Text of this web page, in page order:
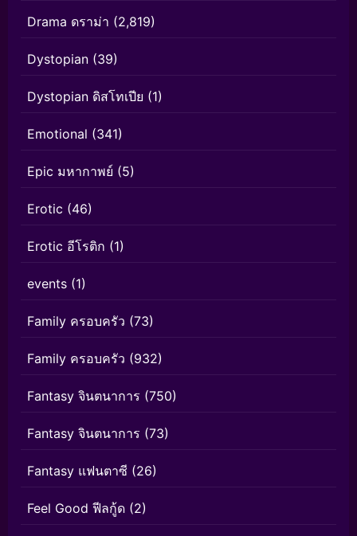
Drama ดราม่า (2,819)
Dystopian (39)
Dystopian ดิสโทเปีย (1)
Emotional (341)
Epic มหากาพย์ (5)
Erotic (46)
Erotic อีโรติก (1)
events (1)
Family ครอบครัว (73)
Family ครอบครัว (932)
Fantasy จินตนาการ (750)
Fantasy จินตนาการ (73)
Fantasy แฟนตาซี (26)
Feel Good ฟีลกู้ด (2)